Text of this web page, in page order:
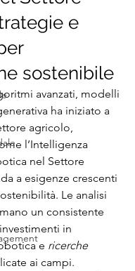
e
sostenibile
avanzati, modelli
ha iniziato a
agricolo,
l’Intelligenza
nel Settore
a esigenze crescenti
Le analisi
un consistente
in
e ricerche
ai campi.